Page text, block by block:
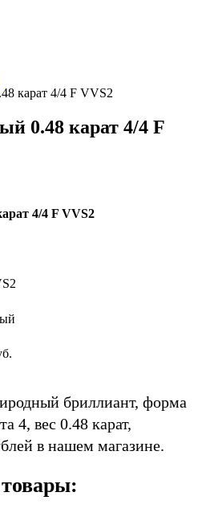
карат 4/4 F VVS2
0.48 карат 4/4 F
4/4 F VVS2
бриллиант, форма
4, вес 0.48 карат,
в нашем магазине.